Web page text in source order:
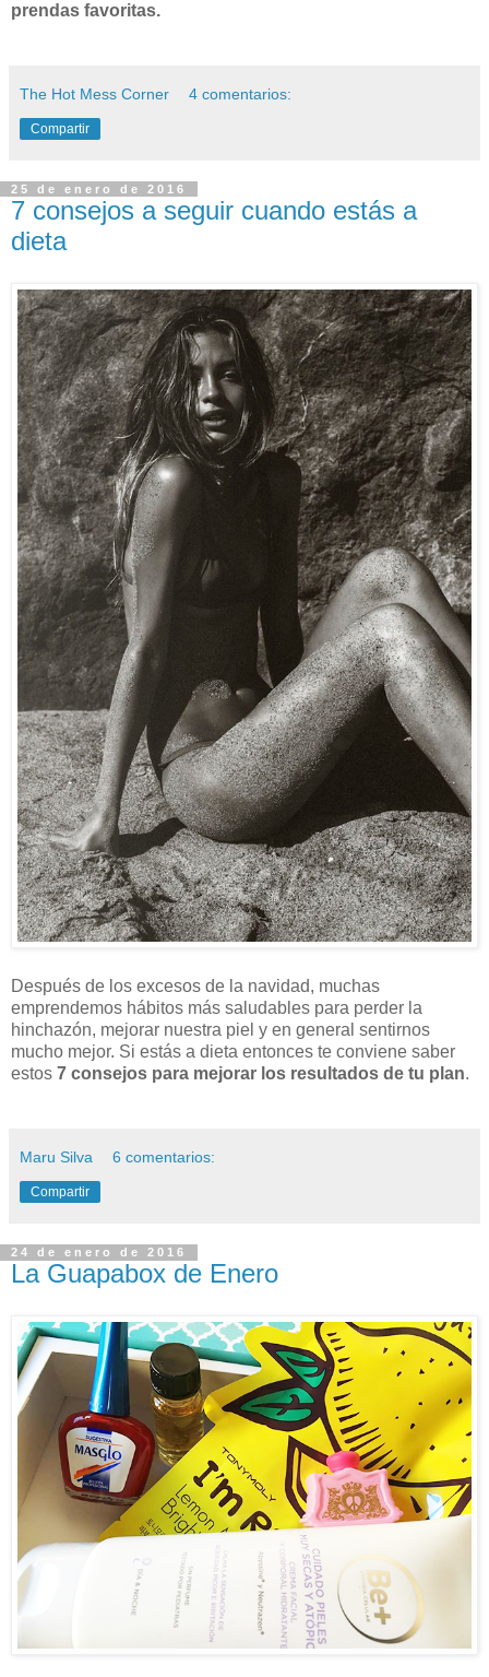
prendas favoritas.
The Hot Mess Corner 4 comentarios:
Compartir
25 de enero de 2016
7 consejos a seguir cuando estás a
dieta
Después de los excesos de la navidad, muchas
emprendemos hábitos más saludables para perder la
hinchazón, mejorar nuestra piel y en general sentirnos
mucho mejor. Si estás a dieta entonces te conviene saber
estos 7 consejos para mejorar los resultados de tu plan.
Maru Silva 6 comentarios:
Compartir
24 de enero de 2016
La Guapabox de Enero